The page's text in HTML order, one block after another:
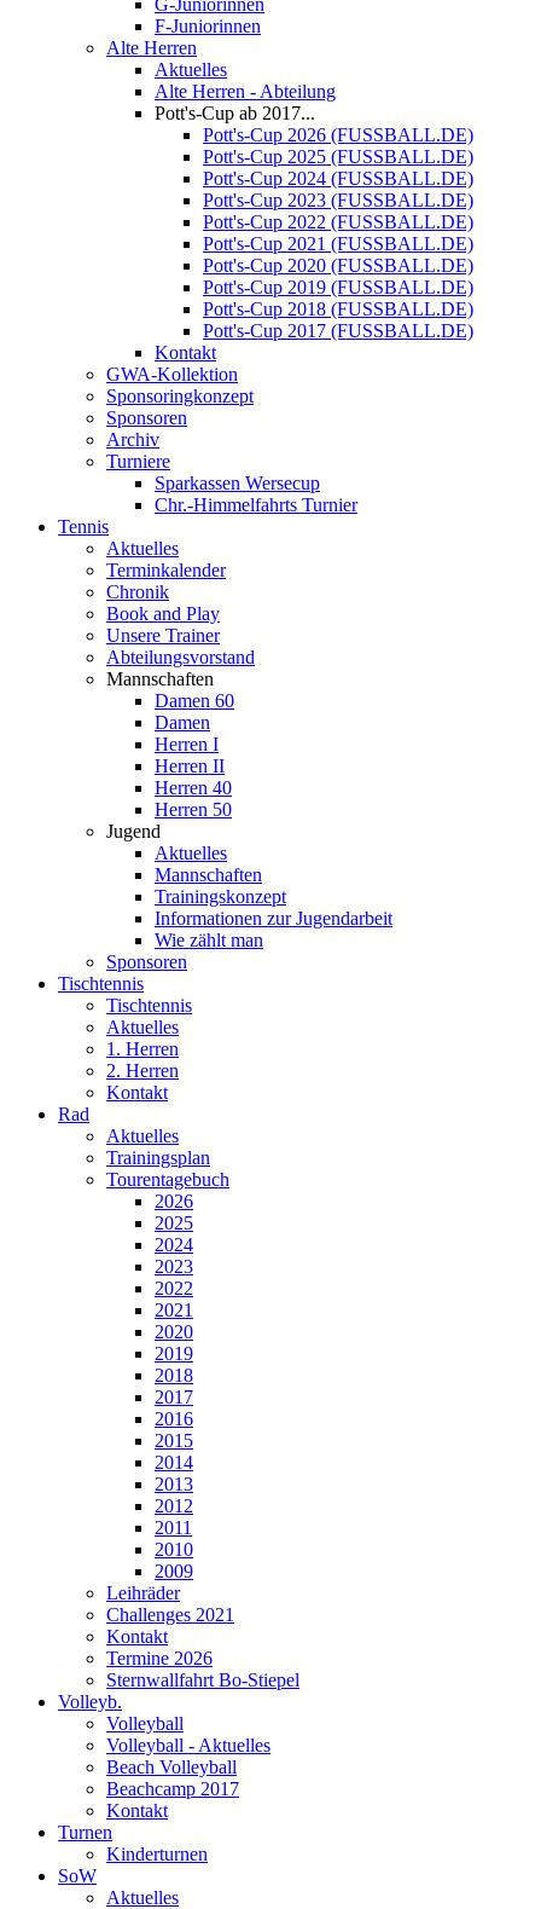
G-Juniorinnen
F-Juniorinnen
Alte Herren
Aktuelles
Alte Herren - Abteilung
Pott's-Cup ab 2017...
Pott's-Cup 2026 (FUSSBALL.DE)
Pott's-Cup 2025 (FUSSBALL.DE)
Pott's-Cup 2024 (FUSSBALL.DE)
Pott's-Cup 2023 (FUSSBALL.DE)
Pott's-Cup 2022 (FUSSBALL.DE)
Pott's-Cup 2021 (FUSSBALL.DE)
Pott's-Cup 2020 (FUSSBALL.DE)
Pott's-Cup 2019 (FUSSBALL.DE)
Pott's-Cup 2018 (FUSSBALL.DE)
Pott's-Cup 2017 (FUSSBALL.DE)
Kontakt
GWA-Kollektion
Sponsoringkonzept
Sponsoren
Archiv
Turniere
Sparkassen Wersecup
Chr.-Himmelfahrts Turnier
Tennis
Aktuelles
Terminkalender
Chronik
Book and Play
Unsere Trainer
Abteilungsvorstand
Mannschaften
Damen 60
Damen
Herren I
Herren II
Herren 40
Herren 50
Jugend
Aktuelles
Mannschaften
Trainingskonzept
Informationen zur Jugendarbeit
Wie zählt man
Sponsoren
Tischtennis
Tischtennis
Aktuelles
1. Herren
2. Herren
Kontakt
Rad
Aktuelles
Trainingsplan
Tourentagebuch
2026
2025
2024
2023
2022
2021
2020
2019
2018
2017
2016
2015
2014
2013
2012
2011
2010
2009
Leihräder
Challenges 2021
Kontakt
Termine 2026
Sternwallfahrt Bo-Stiepel
Volleyb.
Volleyball
Volleyball - Aktuelles
Beach Volleyball
Beachcamp 2017
Kontakt
Turnen
Kinderturnen
SoW
Aktuelles